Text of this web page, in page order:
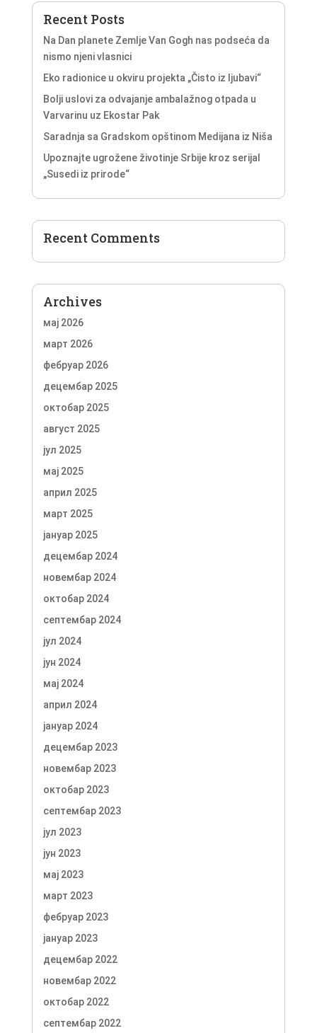
Recent Posts
Na Dan planete Zemlje Van Gogh nas podseća da
nismo njeni vlasnici
Eko radionice u okviru projekta „Čisto iz ljubavi“
Bolji uslovi za odvajanje ambalažnog otpada u
Varvarinu uz Ekostar Pak
Saradnja sa Gradskom opštinom Medijana iz Niša
Upoznajte ugrožene životinje Srbije kroz serijal
„Susedi iz prirode“
Recent Comments
Archives
мај 2026
март 2026
фебруар 2026
децембар 2025
октобар 2025
август 2025
јул 2025
мај 2025
април 2025
март 2025
јануар 2025
децембар 2024
новембар 2024
октобар 2024
септембар 2024
јул 2024
јун 2024
мај 2024
април 2024
јануар 2024
децембар 2023
новембар 2023
октобар 2023
септембар 2023
јул 2023
јун 2023
мај 2023
март 2023
фебруар 2023
јануар 2023
децембар 2022
новембар 2022
октобар 2022
септембар 2022